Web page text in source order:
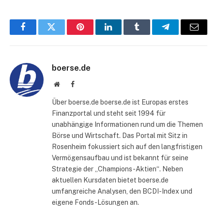
FacebookTwitter PinterestLinkedInTumblr TelegramE-
boerse.de
WebsiteFacebook
Über boerse.de boerse.de ist Europas erstes
Finanzportal und steht seit 1994 für
unabhängige Informationen rund um die Themen
Börse und Wirtschaft. Das Portal mit Sitz in
Rosenheim fokussiert sich auf den langfristigen
Vermögensaufbau und ist bekannt für seine
Strategie der „Champions-Aktien“. Neben
aktuellen Kursdaten bietet boerse.de
umfangreiche Analysen, den BCDI-Index und
eigene Fonds-Lösungen an.